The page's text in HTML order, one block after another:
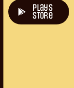
plays
store